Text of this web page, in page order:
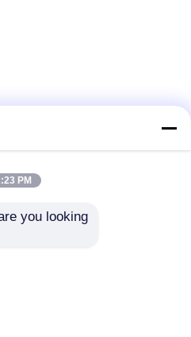
PM
you looking